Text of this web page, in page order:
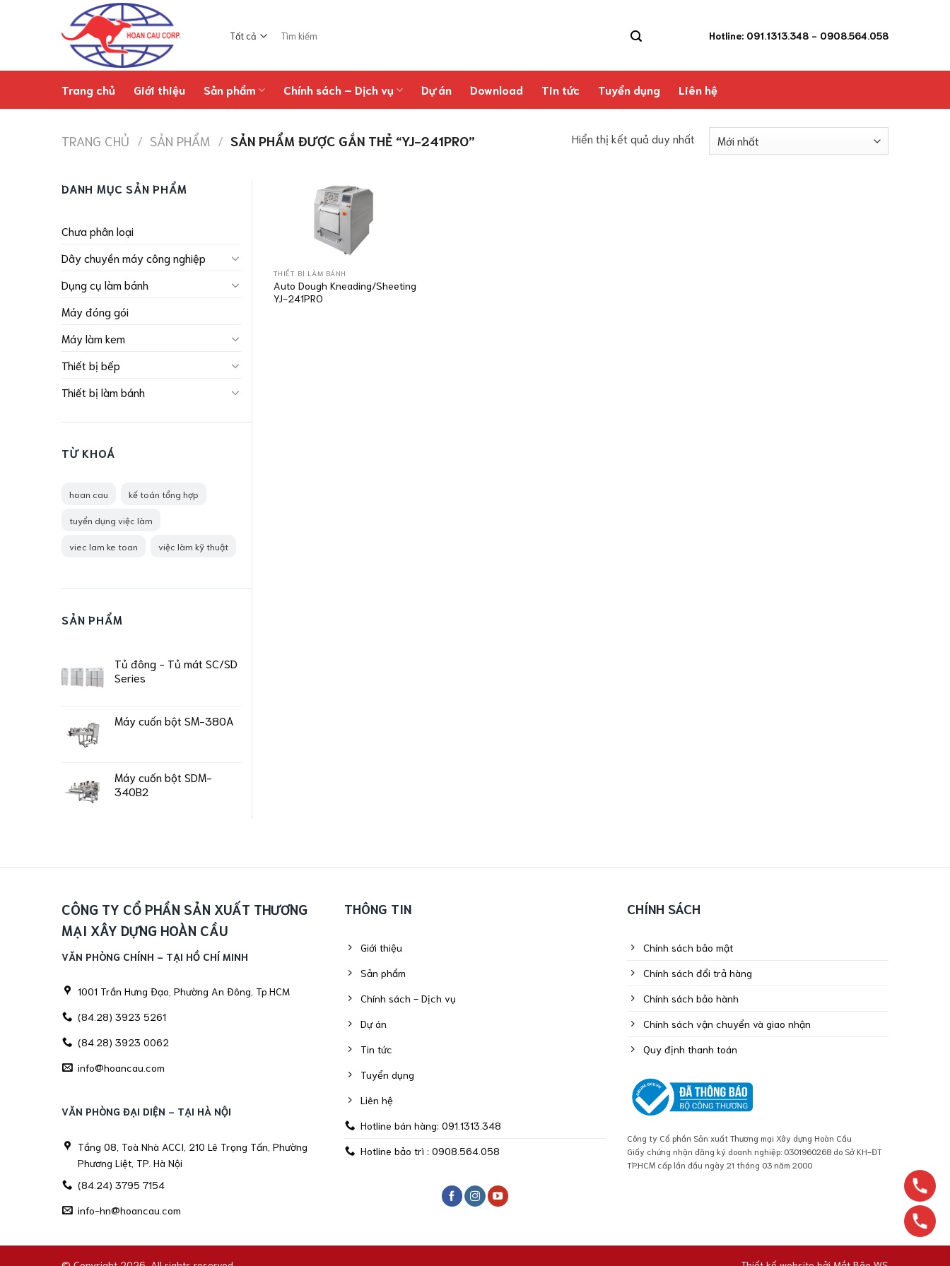
kiếm:
Hotline: 091.1313.348 - 0908.564.058
Trang chủ Giới thiệu Sản phẩm Chính sách – Dịch vụ Dự án Download Tin tức Tuyển dụng Liên hệ
TRANG CHỦ / SẢN PHẨM / SẢN PHẨM ĐƯỢC GẮN THẺ “YJ-241PRO” Hiển thị kết quả duy nhất
DANH MỤC SẢN PHẨM
Chưa phân loại
Dây chuyền máy công nghiệp
Dụng cụ làm bánh
Máy đóng gói
Máy làm kem
Thiết bị bếp
Thiết bị làm bánh
TỪ KHOÁ
hoan cau kế toán tổng hợp
tuyển dụng việc làm
viec lam ke toan việc làm kỹ thuật
SẢN PHẨM
Tủ đông - Tủ mát SC/SD
Series
Máy cuốn bột SM-380A
Máy cuốn bột SDM-
340B2
THIẾT BỊ LÀM BÁNH
Auto Dough Kneading/Sheeting
YJ-241PRO
CÔNG TY CỔ PHẦN SẢN XUẤT THƯƠNG
MẠI XÂY DỰNG HOÀN CẦU
VĂN PHÒNG CHÍNH - TẠI HỒ CHÍ MINH
1001 Trần Hưng Đạo, Phường An Đông, Tp.HCM
(84.28) 3923 5261
(84.28) 3923 0062
info@hoancau.com
VĂN PHÒNG ĐẠI DIỆN - TẠI HÀ NỘI
Tầng 08, Toà Nhà ACCI, 210 Lê Trọng Tấn, Phường
Phương Liệt, TP. Hà Nội
(84.24) 3795 7154
info-hn@hoancau.com
THÔNG TIN
Giới thiệu
Sản phẩm
Chính sách - Dịch vụ
Dự án
Tin tức
Tuyển dụng
Liên hệ
Hotline bán hàng: 091.1313.348
Hotline bảo trì : 0908.564.058
CHÍNH SÁCH
Chính sách bảo mật
Chính sách đổi trả hàng
Chính sách bảo hành
Chính sách vận chuyển và giao nhận
Quy định thanh toán
Công ty Cổ phần Sản xuất Thương mại Xây dựng Hoàn Cầu
Giấy chứng nhận đăng ký doanh nghiệp: 0301960268 do Sở KH-ĐT
TP.HCM cấp lần đầu ngày 21 tháng 03 năm 2000